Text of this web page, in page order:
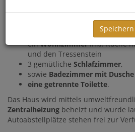
Einbaukücheund einepraktische
einWohnzimmerinkl. Küche
und den Tressenstein
3 gemütliche Schlafzimmer,
sowie Badezimmer mit Dusche
eine getrennte Toilette.
Das Haus wird mittels
Zentralheizung beheizt und wurde
Autoabstellplätze stehen frei zur
Speichern